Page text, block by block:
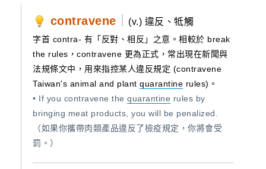
contravene (v.) 違反、牴觸
字首 contra- 有「反對、相反」之意。相較於 break
the rules，contravene 更為正式，常出現在新聞與
法規條文中，用來指控某人違反規定 (contravene
Taiwan's animal and plant quarantine rules)。
• If you contravene the quarantine rules by
bringing meat products, you will be penalized.
（如果你攜帶肉類產品違反了檢疫規定，你將會受
罰。）